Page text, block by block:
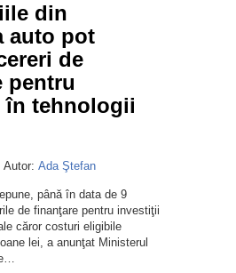
din
auto pot
de
pentru
tehnologii
Autor: Ada Ştefan
până în data de 9
de finanţare pentru investiţii
căror costuri eligibile
lei, a anunţat Ministerul